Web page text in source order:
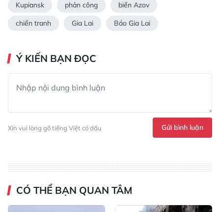
Kupiansk phản công biển Azov
chiến tranh Gia Lai Báo Gia Lai
Ý KIẾN BẠN ĐỌC
Xin vui lòng gõ tiếng Việt có dấu Gửi bình luận
CÓ THỂ BẠN QUAN TÂM